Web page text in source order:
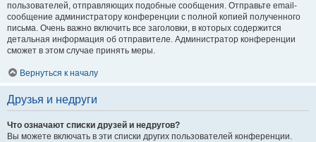
пользователей, отправляющих подобные сообщения. Отправьте email-
сообщение администратору конференции с полной копией полученного
письма. Очень важно включить все заголовки, в которых содержится
детальная информация об отправителе. Администратор конференции
сможет в этом случае принять меры.
Вернуться к началу
Друзья и недруги
Что означают списки друзей и недругов?
Вы можете включать в эти списки других пользователей конференции.